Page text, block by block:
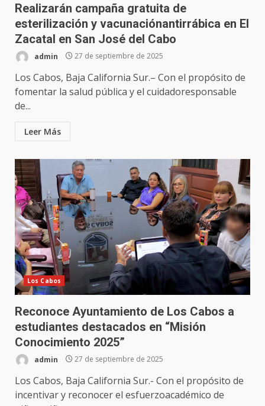
Realizarán campaña gratuita de
esterilización y vacunaciónantirrábica en El
Zacatal en San José del Cabo
admin 27 de septiembre de 2025
Los Cabos, Baja California Sur.– Con el propósito de
fomentar la salud pública y el cuidadoresponsable
de...
Leer Más
Los Cabos
Reconoce Ayuntamiento de Los Cabos a
estudiantes destacados en “Misión
Conocimiento 2025”
admin 27 de septiembre de 2025
Los Cabos, Baja California Sur.- Con el propósito de
incentivar y reconocer el esfuerzoacadémico de